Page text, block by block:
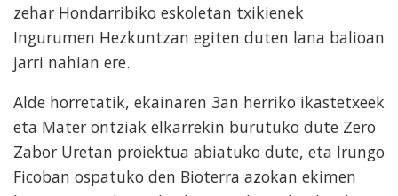
zehar Hondarribiko eskoletan txikienek
Ingurumen Hezkuntzan egiten duten lana balioan
jarri nahian ere.
Alde horretatik, ekainaren 3an herriko ikastetxeek
eta Mater ontziak elkarrekin burutuko dute Zero
Zabor Uretan proiektua abiatuko dute, eta Irungo
Ficoban ospatuko den Bioterra azokan ekimen